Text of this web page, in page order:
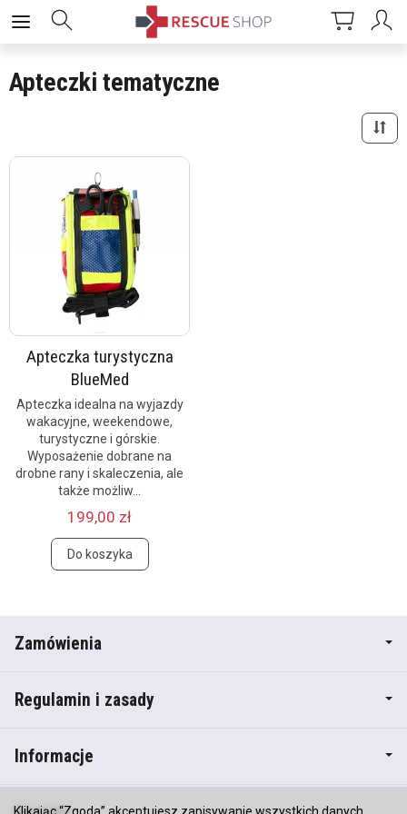
Apteczki tematyczne
Apteczka turystyczna
BlueMed
Apteczka idealna na wyjazdy
wakacyjne, weekendowe,
turystyczne i górskie.
Wyposażenie dobrane na
drobne rany i skaleczenia, ale
także możliw...
199,00 zł
Do koszyka
Zamówienia
Regulamin i zasady
Informacje